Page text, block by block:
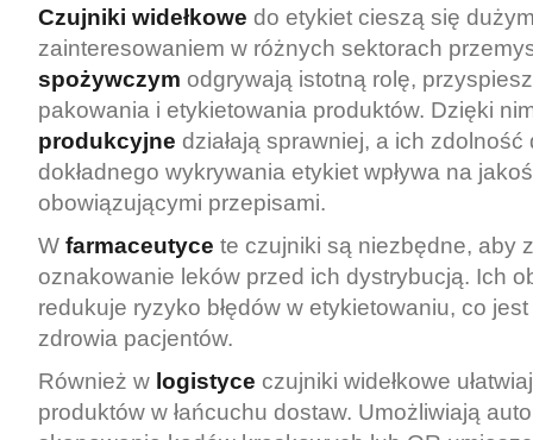
Czujniki widełkowe do etykiet cieszą się
zainteresowaniem w różnych sektorach
spożywczym odgrywają istotną rolę,
pakowania i etykietowania produktów. Dzięki
produkcyjne działają sprawniej, a ich
dokładnego wykrywania etykiet wpływa na
obowiązującymi przepisami.
W farmaceutyce te czujniki są niezbędne, aby
oznakowanie leków przed ich dystrybucją. Ich
redukuje ryzyko błędów w etykietowaniu, co
zdrowia pacjentów.
Również w logistyce czujniki widełkowe
produktów w łańcuchu dostaw. Umożliwiają